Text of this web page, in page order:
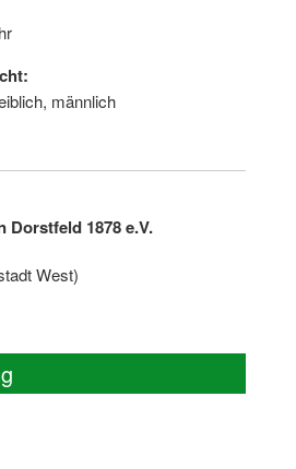
männlich
Dorstfeld 1878 e.V.
West)